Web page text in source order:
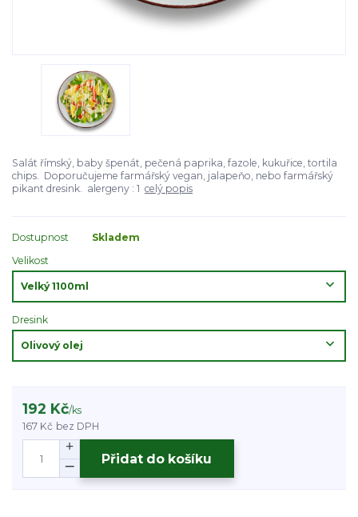
Salát římský, baby špenát, pečená paprika, fazole, kukuřice, tortila
chips. Doporučujeme farmářský vegan, jalapeňo, nebo farmářský
pikant dresink. alergeny : 1 celý popis
Dostupnost
Skladem
Velikost
Dresink
192 Kč/ks
167 Kč bez DPH
Přidat do košíku